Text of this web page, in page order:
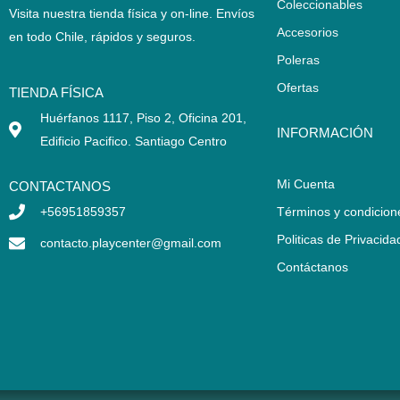
Visita nuestra tienda física y on-line. Envíos
en todo Chile, rápidos y seguros
TIENDA FÍSICA
Huérfanos 1117, Piso 2, Oficina 201,
Edificio Pacifico. Santiago Centro
CONTACTANOS
+56951859357
contacto.playcenter@gmail.com
Coleccionables
Accesorios
Poleras
Ofertas
INFORMACIÓN
Mi Cuenta
Términos y
Politicas de
Contáctanos